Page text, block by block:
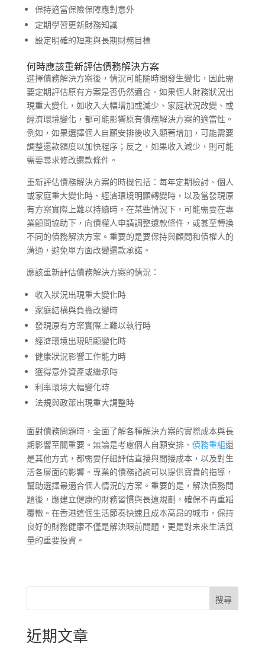
保持適當保險保障應對意外
定期學習更新財務知識
設定明確的短期與長期財務目標
何時應該重新評估債務解決方案
選擇債務解決方案後，情況可能隨時間發生變化，因此需
要定期評估原有方案是否仍然適合。如果個人財務狀況出
現重大變化，如收入大幅增加或減少、家庭狀況改變、或
經濟環境變化，都可能影響原有債務解決方案的適當性。
例如，如果選擇個人自願安排後收入顯著增加，可能需要
調整還款額度以加快程序；反之，如果收入減少，則可能
需要尋求修改還款條件。
重新評估債務解決方案的時機包括：每年定期檢討、個人
或家庭重大變化時、經濟環境明顯轉變時，以及當發現原
有方案實際上難以持續時。在某些情況下，可能需要在專
業顧問協助下，向債權人申請調整還款條件，或甚至轉換
不同的債務解決方案。重要的是要保持與顧問和債權人的
溝通，避免單方面改變還款承諾。
應該重新評估債務解決方案的情況：
收入狀況出現重大變化時
家庭結構與負擔改變時
發現原有方案實際上難以執行時
經濟環境出現明顯變化時
健康狀況影響工作能力時
獲得意外資產或繼承時
利率環境大幅變化時
法規與政策出現重大調整時
面對債務問題時，全面了解各種解決方案的實際成本與長
期影響至關重要。無論是考慮個人自願安排、 債務重組還
是其他方式，都需要仔細評估直接與間接成本，以及對生
活各層面的影響。專業的債務諮詢可以提供寶貴的指導，
幫助選擇最適合個人情況的方案。重要的是，解決債務問
題後，應建立健康的財務習慣與長遠規劃，確保不再重蹈
覆轍。在香港這個生活節奏快速且成本高昂的城市，保持
良好的財務健康不僅是解決眼前問題，更是對未來生活質
量的重要投資。
搜尋
近期文章